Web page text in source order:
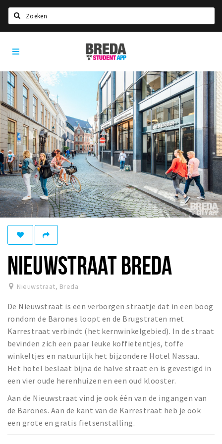
HOME
STUDEREN
Voel je thuis in Breda | GoodMood
Welkom in Breda
Studentenverenigingen
Studentenraad
Studentenroutes
New in town? Check FAQ!
WONEN
Woonruimte
Inschrijven gemeente
Zorgverzekering
Huisarts en eerste hulp
Q&A
KORTING
Breda Student Shop
Draai aan het rad!
VRIJE TIJD
Nieuws
Agenda
Breda
Student
NIEUWSTRAAT BREDA
Nieuwstraat, Breda
De Nieuwstraat is een verborgen straatje dat in een boog
rondom de Barones loopt en de Brugstraten met
Karrestraat verbindt (het kernwinkelgebied). In de straat
bevinden zich een paar leuke koffietentjes, toffe
winkeltjes en natuurlijk het bijzondere Hotel Nassau.
Het hotel beslaat bijna de halve straat en is gevestigd in
een vier oude herenhuizen en een oud klooster.
Aan de Nieuwstraat vind je ook één van de ingangen van
de Barones. Aan de kant van de Karrestraat heb je ook
een grote en gratis fietsenstalling.